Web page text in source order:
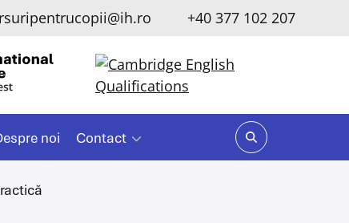
+40 377 102 207
noi Contact